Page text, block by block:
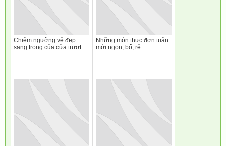
Chiêm ngưỡng vẻ đẹp
sang trọng của cửa trượt
Những món thực đơn tuần
mới ngon, bổ, rẻ